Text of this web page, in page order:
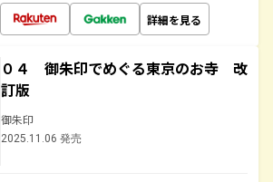
詳細を見る
０４ 御朱印でめぐる東京のお寺 改
訂版
御朱印
2025.11.06 発売